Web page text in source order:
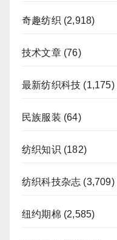
奇趣纺织 (2,918)
技术文章(76)
最新纺织科技 (1,175)
民族服装 (64)
纺织知识 (182)
纺织科技杂志 (3,709)
纽约期棉 (2,585)